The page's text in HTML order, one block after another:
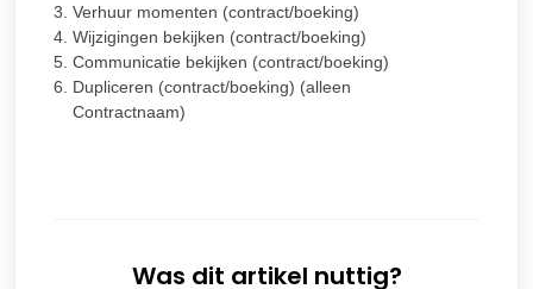
Verhuur momenten (contract/boeking)
Wijzigingen bekijken (contract/boeking)
Communicatie bekijken (contract/boeking)
Dupliceren (contract/boeking) (alleen
Contractnaam)
Was dit artikel nuttig?